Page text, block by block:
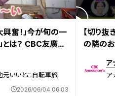
興奮！」今が旬の一
とは？ CBC友廣ア
舌鼓！
いいとこ自転車旅
2026/06/04 06:03
【切り
の隣の
ア
ア